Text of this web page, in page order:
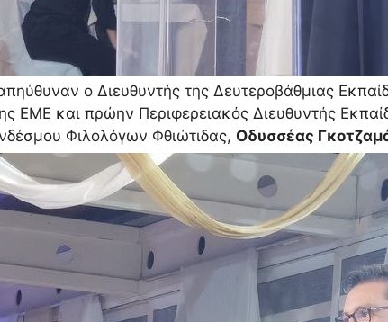
ο Διευθυντής της Δευτεροβάθμιας
ΕΜΕ και πρώην Περιφερειακός Διευθυντής
Φιλολόγων Φθιώτιδας, Οδυσσέας